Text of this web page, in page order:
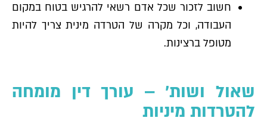
חשוב לזכור שכל אדם רשאי להרגיש בטוח במקום
העבודה, וכל מקרה של הטרדה מינית צריך להיות
מטופל ברצינות.
שאול ושות׳ – עורך דין מומחה
להטרדות מיניות